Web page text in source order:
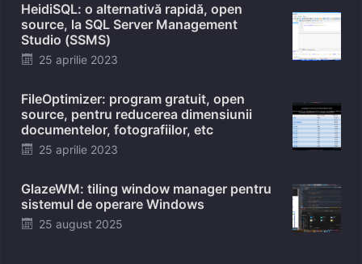
HeidiSQL: o alternativă rapidă, open
source, la SQL Server Management
Studio (SSMS)
Posted
25 aprilie 2023
FileOptimizer: program gratuit, open
source, pentru reducerea dimensiunii
documentelor, fotografiilor, etc
Posted
25 aprilie 2023
GlazeWM: tiling window manager pentru
sistemul de operare Windows
Posted
25 august 2025